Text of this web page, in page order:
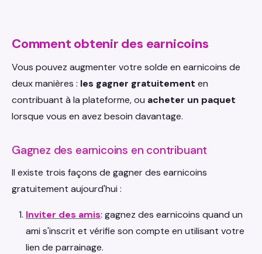
Comment obtenir des earnicoins
Vous pouvez augmenter votre solde en earnicoins de
deux manières : les gagner gratuitement en
contribuant à la plateforme, ou acheter un paquet
lorsque vous en avez besoin davantage.
Gagnez des earnicoins en contribuant
Il existe trois façons de gagner des earnicoins
gratuitement aujourd'hui :
Inviter des amis: gagnez des earnicoins quand un
ami s'inscrit et vérifie son compte en utilisant votre
lien de parrainage.